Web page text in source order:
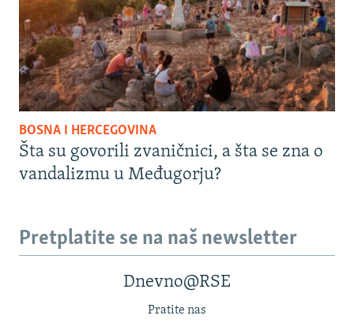
BOSNA I HERCEGOVINA
Šta su govorili zvaničnici, a šta se zna o
vandalizmu u Međugorju?
Pretplatite se na naš newsletter
Dnevno@RSE
Pratite nas